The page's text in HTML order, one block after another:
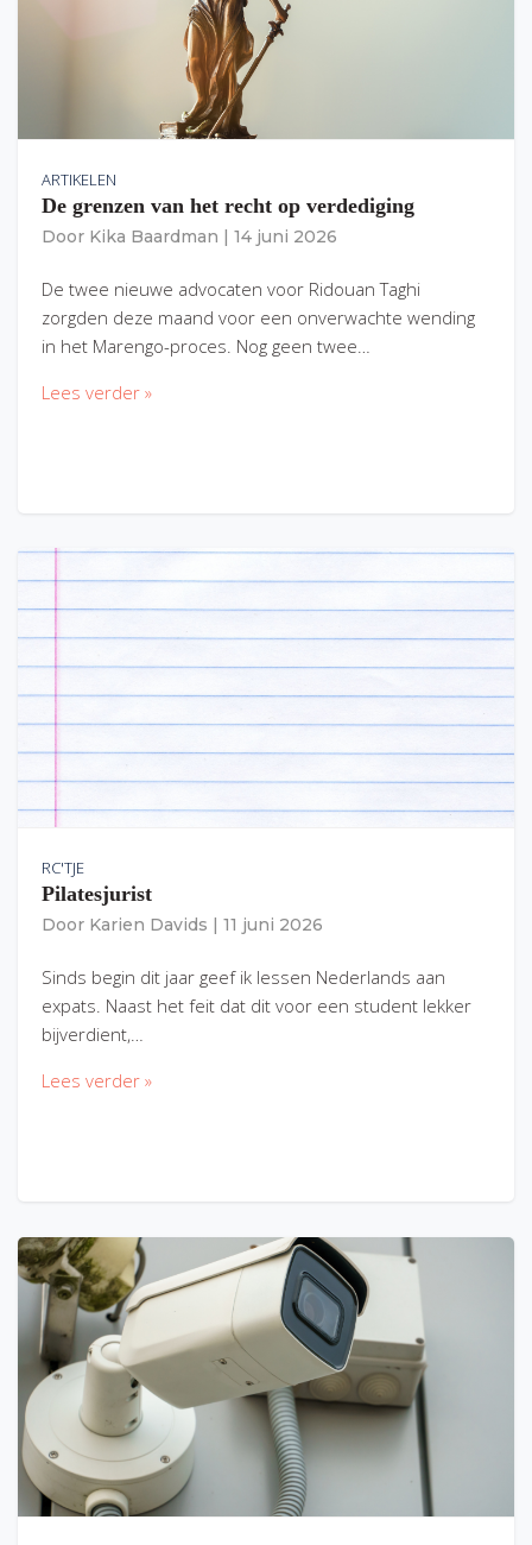
ARTIKELEN
De grenzen van het recht op verdediging
Door Kika Baardman 14 juni 2026
De twee nieuwe advocaten voor Ridouan Taghi
zorgden deze maand voor een onverwachte wending
in het Marengo-proces. Nog geen twee…
Lees verder »
RC'TJE
Pilatesjurist
Door Karien Davids 11 juni 2026
Sinds begin dit jaar geef ik lessen Nederlands aan
expats. Naast het feit dat dit voor een student lekker
bijverdient,…
Lees verder »